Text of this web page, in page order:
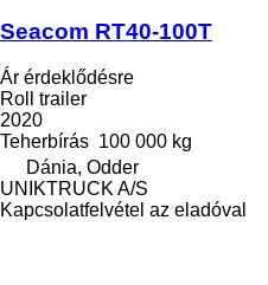
Seacom RT40-100T
Ár érdeklődésre
Roll trailer
2020
Teherbírás 100 000 kg
Dánia, Odder
UNIKTRUCK A/S
Kapcsolatfelvétel az eladóval